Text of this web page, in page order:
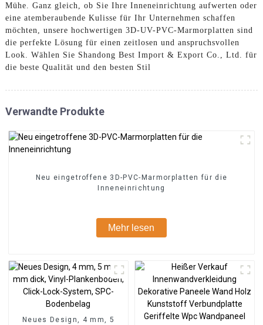
Mühe. Ganz gleich, ob Sie Ihre Inneneinrichtung aufwerten oder
eine atemberaubende Kulisse für Ihr Unternehmen schaffen
möchten, unsere hochwertigen 3D-UV-PVC-Marmorplatten sind
die perfekte Lösung für einen zeitlosen und anspruchsvollen
Look. Wählen Sie Shandong Best Import & Export Co., Ltd. für
die beste Qualität und den besten Stil
Verwandte Produkte
Neu eingetroffene 3D-PVC-Marmorplatten für die
Inneneinrichtung
Mehr lesen
Neues Design, 4 mm, 5